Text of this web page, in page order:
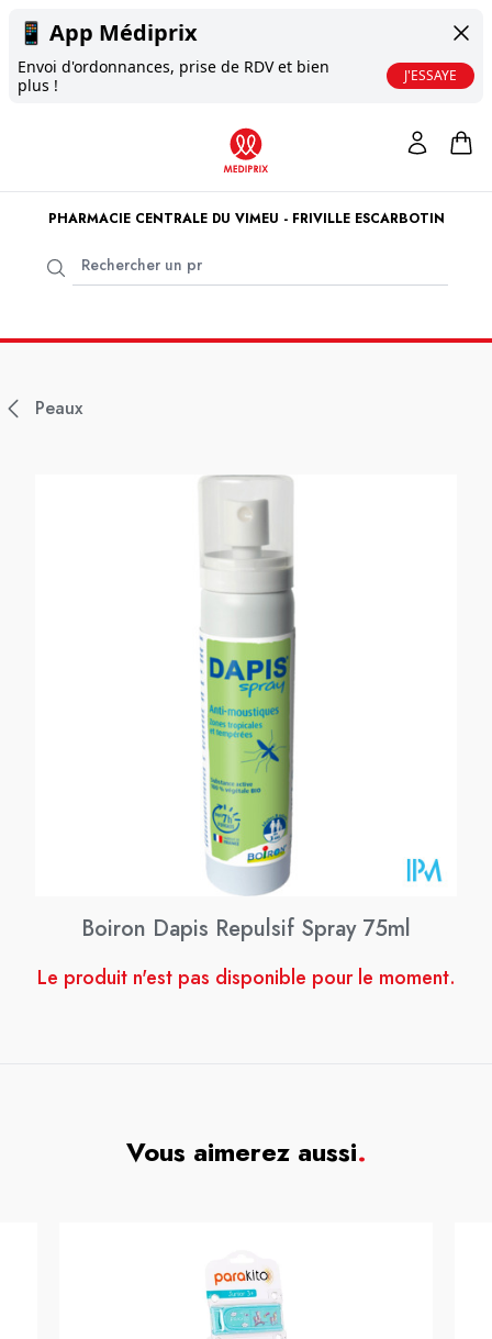
📱 App Médiprix
Envoi d'ordonnances, prise de RDV et bien
plus !
J'ESSAYE
PHARMACIE CENTRALE DU VIMEU - FRIVILLE ESCARBOTIN
Peaux
Boiron Dapis Repulsif Spray 75ml
Le produit n'est pas disponible pour le moment.
Vous aimerez aussi.